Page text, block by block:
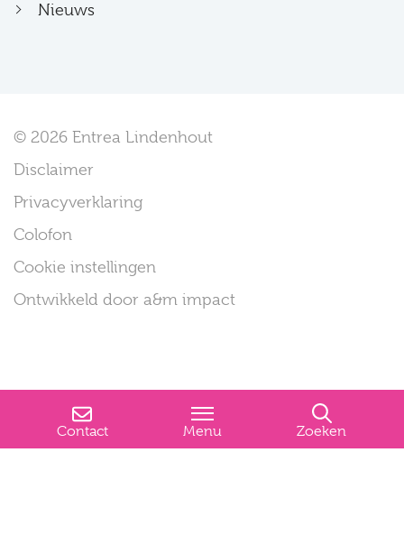
Nieuws
© 2026 Entrea Lindenhout
Disclaimer
Privacyverklaring
Colofon
Cookie instellingen
Ontwikkeld door a&m impact
Contact Menu Zoeken